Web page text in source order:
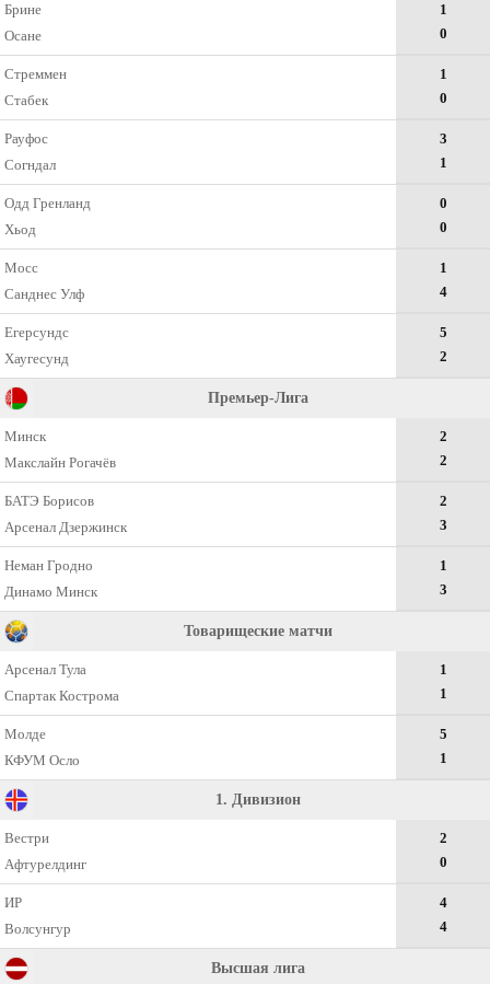
Брине
Осане
1
0
Стреммен
Стабек
1
0
Рауфос
Согндал
3
1
Одд Гренланд
Хьод
0
0
Мосс
Санднес Улф
1
4
Егерсундс
Хаугесунд
5
2
Премьер-Лига
Минск
Макслайн Рогачёв
2
2
БАТЭ Борисов
Арсенал Дзержинск
2
3
Неман Гродно
Динамо Минск
1
3
Товарищеские матчи
Арсенал Тула
Спартак Кострома
1
1
Молде
КФУМ Осло
5
1
1. Дивизион
Вестри
Афтурелдинг
2
0
ИР
Волсунгур
4
4
Высшая лига